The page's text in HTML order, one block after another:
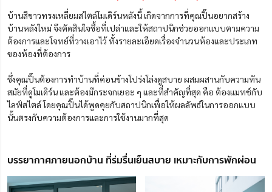
บ้านสีขาวทรงเหลี่ยมสไตล์โมเดิร์นหลังนี้ เกิดจากการที่คุณปิ๊นอยากสร้าง
บ้านหลังใหม่ จึงตัดสินใจซื้อที่เปล่าและให้สถาปนิกช่วยออกแบบตามความ
ต้องการและโจทย์ที่วางเอาไว้ ทั้งรายละเอียดเรื่องจำนวนห้องและประเภท
ของห้องที่ต้องการ
ซึ่งคุณปิ๊นต้องการทำบ้านที่ค่อนข้างโปร่งโล่งดูสบาย ผสมผสานกับความทัน
สมัยที่ดูโมเดิร์น และต้องมีกระจกเยอะ ๆ และที่สำคัญที่สุด คือ ต้องแมทช์กับ
ไลฟ์สไตล์ โดยคุณปิ๊นได้พูดคุยกับสถาปนิกเพื่อให้ผลลัพธ์ในการออกแบบ
นั้นตรงกับความต้องการและการใช้งานมากที่สุด
บรรยากาศภายนอกบ้าน ที่ร่มรื่นเย็นสบาย เหมาะกับการพักผ่อน